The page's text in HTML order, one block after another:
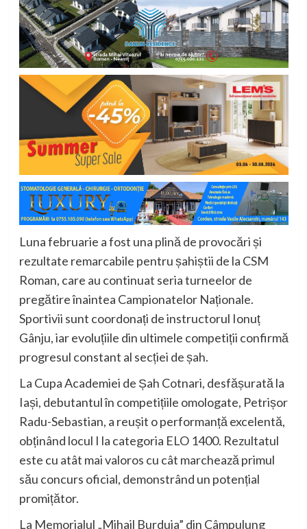
Luna februarie a fost una plină de provocări și
rezultate remarcabile pentru șahiștii de la CSM
Roman, care au continuat seria turneelor de
pregătire înaintea Campionatelor Naționale.
Sportivii sunt coordonați de instructorul Ionuț
Gânju, iar evoluțiile din ultimele competiții confirmă
progresul constant al secției de șah.
La Cupa Academiei de Șah Cotnari, desfășurată la
Iași, debutantul în competițiile omologate, Petrișor
Radu-Sebastian, a reușit o performanță excelentă,
obținând locul I la categoria ELO 1400. Rezultatul
este cu atât mai valoros cu cât marchează primul
său concurs oficial, demonstrând un potențial
promițător.
La Memorialul „Mihail Burduja” din Câmpulung